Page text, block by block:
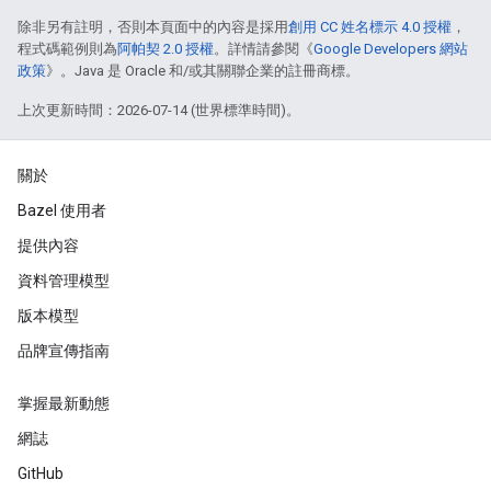
除非另有註明，否則本頁面中的內容是採用創用 CC 姓名標示 4.0 授權 ，
程式碼範例則為阿帕契 2.0 授權。詳情請參閱《Google Developers 網站
政策》。Java 是 Oracle 和/或其關聯企業的註冊商標。
上次更新時間：2026-07-14 (世界標準時間)。
關於
Bazel 使用者
提供內容
資料管理模型
版本模型
品牌宣傳指南
掌握最新動態
網誌
GitHub